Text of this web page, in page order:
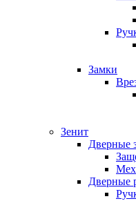
Замки
Зенит
Дверные
Дверные